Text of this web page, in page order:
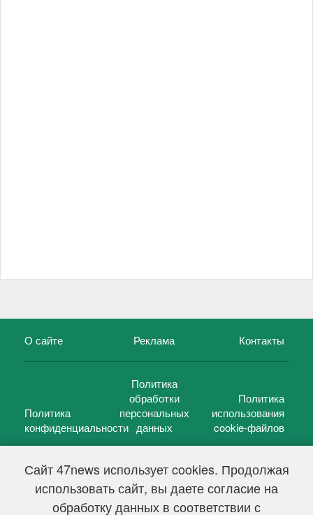
Сайт 47news использует cookies. Продолжая
использовать сайт, вы даете согласие на
обработку данных в соответствии с
О сайте Реклама Контакты
Политика
конфиденциальности
Политика
обработки
персональных
данных
Политика
использования
cookie-файлов
47 новостей (47 news)2005 — 2026 г.
Свидетельство о регистрации СМИ Эл № ФС 77-39848, выдано